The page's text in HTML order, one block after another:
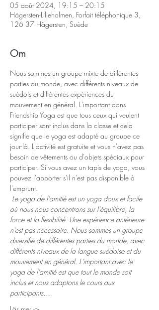
05 août 2024, 19:15 – 20:15
Hägersten-Liljeholmen, Forfait téléphonique 3,
126 37 Hägersten, Suède
Om
Nous sommes un groupe mixte de différentes
parties du monde, avec différents niveaux de
suédois et différentes expériences du
mouvement en général. L'important dans
Friendship Yoga est que tous ceux qui veulent
participer sont inclus dans la classe et cela
signifie que le yoga est adapté au groupe ce
jour-là. L'activité est gratuite et vous n'avez pas
besoin de vêtements ou d'objets spéciaux pour
participer. Si vous avez un tapis de yoga, vous
pouvez l'apporter s'il n'est pas disponible à
l'emprunt.
Le yoga de l'amitié est un yoga doux et facile
où nous nous concentrons sur l'équilibre, la
force et la flexibilité. Une expérience antérieure
n'est pas nécessaire. Nous sommes un groupe
diversifié de différentes parties du monde, avec
différents niveaux de la langue suédoise et du
mouvement en général. L'important avec le
yoga de l'amitié est que tout le monde soit
inclus et nous adaptons le cours aux
participants…